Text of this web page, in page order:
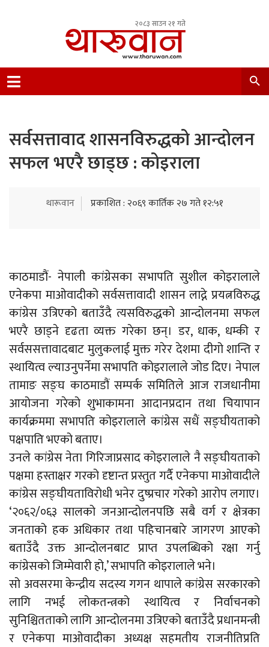
२०८३ साउन २१ गते
Nepal.
सर्वसत्तावाद शासनविरुद्धको आन्दोलन
सफल भएरै छाड्छ : कोइराला
थारूवान प्रकाशित : २०६९ कार्तिक २७ गते १२:५१
काठमाडौं- नेपाली कांग्रेसका सभापति सुशील कोइरालाले
एनेकपा माओवादीको सर्वसत्तावादी शासन लाद्ने प्रयत्नविरुद्ध
कांग्रेस उत्रिएको बताउँदै त्यसविरुद्धको आन्दोलनमा सफल
भएरै छाड्ने दृढता व्यक्त गरेका छन्। डर, धाक, धम्की र
सर्वससत्तावादबाट मुलुकलाई मुक्त गरेर देशमा दीगो शान्ति र
स्थायित्व ल्याउनुपर्नेमा सभापति कोइरालाले जोड दिए। नेपाल
तामाङ सङ्घ काठमाडौं सम्पर्क समितिले आज राजधानीमा
आयोजना गरेको शुभाकामना आदानप्रदान तथा चियापान
कार्यक्रममा सभापति कोइरालाले कांग्रेस सधैं सङ्घीयताको
पक्षपाति भएको बताए।
उनले कांग्रेस नेता गिरिजाप्रसाद कोइरालाले नै सङ्घीयताको
पक्षमा हस्ताक्षर गरको दृष्टान्त प्रस्तुत गर्दै एनेकपा माओवादीले
कांग्रेस सङ्घीयताविरोधी भनेर दुष्प्रचार गरेको आरोप लगाए।
‘२०६२/०६३ सालको जनआन्दोलनपछि सबै वर्ग र क्षेत्रका
जनताको हक अधिकार तथा पहिचानबारे जागरण आएको
बताउँदै उक्त आन्दोलनबाट प्राप्त उपलब्धिको रक्षा गर्नु
कांग्रेसको जिम्मेवारी हो,’ सभापति कोइरालाले भने।
सो अवसरमा केन्द्रीय सदस्य गगन थापाले कांग्रेस सरकारको
लागि नभई लोकतन्त्रको स्थायित्व र निर्वाचनको
सुनिश्चितताको लागि आन्दोलनमा उत्रिएको बताउँदै प्रधानमन्त्री
र एनेकपा माओवादीका अध्यक्ष सहमतीय राजनीतिप्रति